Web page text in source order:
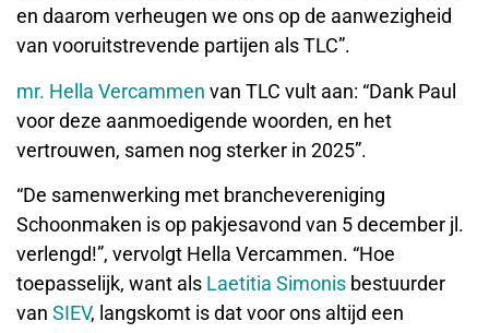
en daarom verheugen we ons op de aanwezigheid
van vooruitstrevende partijen als TLC”.
mr. Hella Vercammen van TLC vult aan: “Dank Paul
voor deze aanmoedigende woorden, en het
vertrouwen, samen nog sterker in 2025”.
“De samenwerking met branchevereniging
Schoonmaken is op pakjesavond van 5 december jl.
verlengd!”, vervolgt Hella Vercammen. “Hoe
toepasselijk, want als Laetitia Simonis bestuurder
van SIEV, langskomt is dat voor ons altijd een